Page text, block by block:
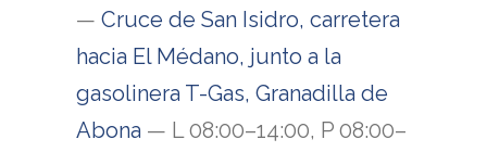
— Cruce de San Isidro, carretera
hacia El Médano, junto a la
gasolinera T-Gas, Granadilla de
Abona — L 08:00–14:00, P 08:00–